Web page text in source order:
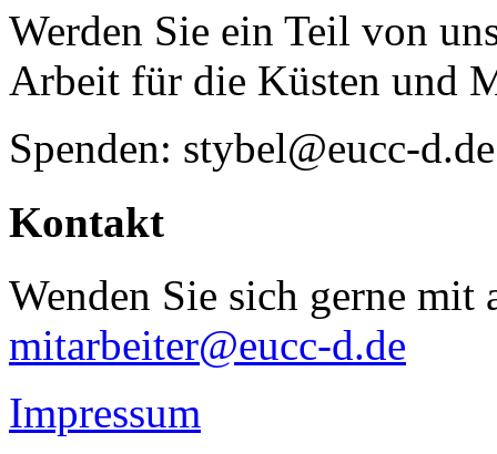
Werden Sie ein Teil von
Arbeit für die Küsten und
Spenden: stybel@eucc-d.de
Kontakt
Wenden Sie sich gerne mit
mitarbeiter@eucc-d.de
Impressum